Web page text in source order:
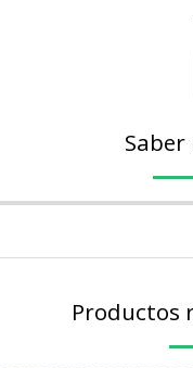
Saber
Productos